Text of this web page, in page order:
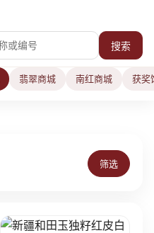
搜索
翡翠商城 南红商城 获奖
筛选